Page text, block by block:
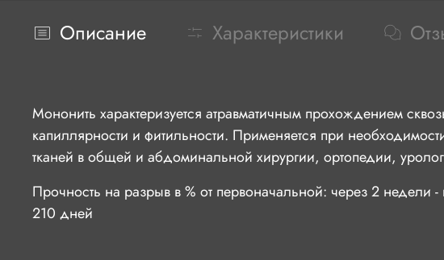
Описание Характеристики
Мононить характеризуется атравматичным прохождением
капиллярности и фитильности. Применяется при
тканей в общей и абдоминальной хирургии, ортопедии,
Прочность на разрыв в % от первоначальной: через 2 недели
210 дней